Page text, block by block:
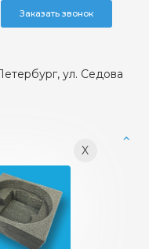
Заказать звонок
ул. Седова
X